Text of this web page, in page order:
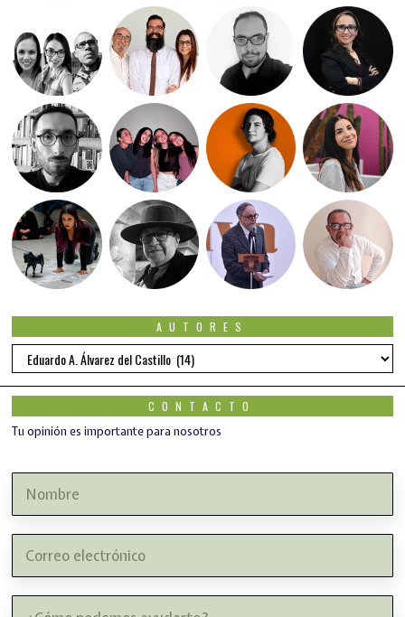
AUTORES
Autores
CONTACTO
Tu opinión es importante para nosotros